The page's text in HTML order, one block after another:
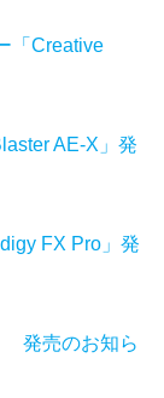
「Creative
AE-X」発
FX Pro」発
発売のお知ら